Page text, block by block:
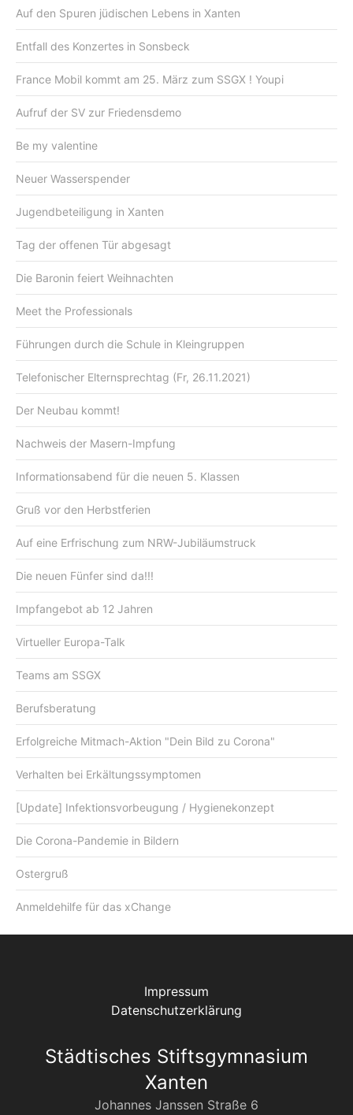
Auf den Spuren jüdischen Lebens in Xanten
Entfall des Konzertes in Sonsbeck
France Mobil kommt am 25. März zum SSGX ! Youpi
Aufruf der SV zur Friedensdemo
Be my valentine
Neuer Wasserspender
Jugendbeteiligung in Xanten
Tag der offenen Tür abgesagt
Die Baronin feiert Weihnachten
Meet the Professionals
Führungen durch die Schule in Kleingruppen
Telefonischer Elternsprechtag (Fr, 26.11.2021)
Der Neubau kommt!
Nachweis der Masern-Impfung
Informationsabend für die neuen 5. Klassen
Gruß vor den Herbstferien
Auf eine Erfrischung zum NRW-Jubiläumstruck
Die neuen Fünfer sind da!!!
Impfangebot ab 12 Jahren
Virtueller Europa-Talk
Teams am SSGX
Berufsberatung
Erfolgreiche Mitmach-Aktion "Dein Bild zu Corona"
Verhalten bei Erkältungssymptomen
[Update] Infektionsvorbeugung / Hygienekonzept
Die Corona-Pandemie in Bildern
Ostergruß
Anmeldehilfe für das xChange
Impressum
Datenschutzerklärung
Städtisches Stiftsgymnasium
Xanten
Johannes Janssen Straße 6